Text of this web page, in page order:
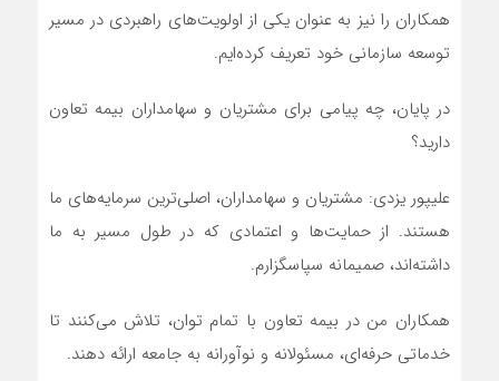
همکاران را نیز به عنوان یکی از اولویت‌های راهبردی در مسیر
توسعه سازمانی خود تعریف کرده‌ایم.
در پایان، چه پیامی برای مشتریان و سهامداران بیمه تعاون
دارید؟
علیپور یزدی: مشتریان و سهامداران، اصلی‌ترین سرمایه‌های ما
هستند. از حمایت‌ها و اعتمادی که در طول مسیر به ما
داشته‌اند، صمیمانه سپاسگزارم.
همکاران من در بیمه تعاون با تمام توان، تلاش می‌کنند تا
خدماتی حرفه‌ای، مسئولانه و نوآورانه به جامعه ارائه دهند.